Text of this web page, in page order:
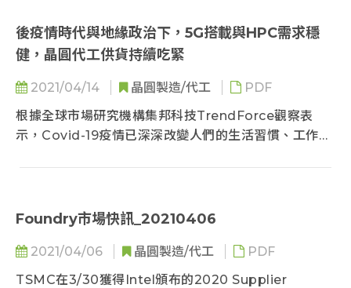
後疫情時代與地緣政治下，5G搭載與HPC需求穩
健，晶圓代工供貨持續吃緊
2021/04/14 晶圓製造/代工
PDF
根據全球市場研究機構集邦科技TrendForce觀察表
示，Covid-19疫情已深深改變人們的生活習慣、工作型
Foundry市場快訊_20210406
2021/04/06 晶圓製造/代工
PDF
TSMC在3/30獲得Intel頒布的2020 Supplier